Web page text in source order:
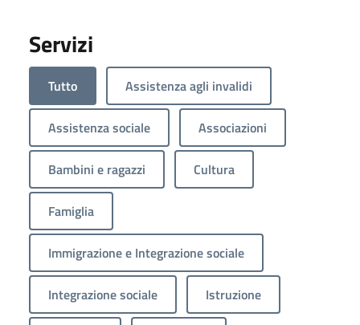
Servizi
Tutto Assistenza agli invalidi
Assistenza sociale Associazioni
Bambini e ragazzi Cultura
Famiglia
Immigrazione e Integrazione sociale
Integrazione sociale Istruzione